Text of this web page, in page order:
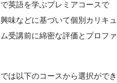
英語を学ぶプレミアコースで
味などに基づいて個別カリキュ
受講前に綿密な評価とプロファ
は以下のコースから選択ができ